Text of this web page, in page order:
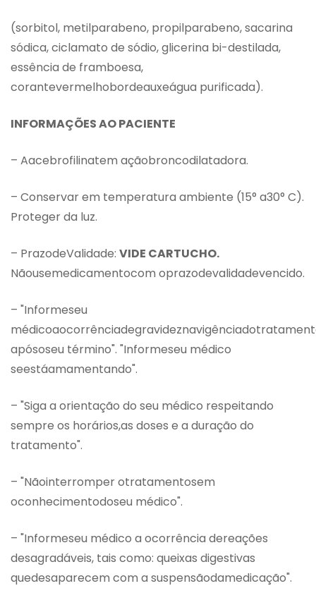
(sorbitol, metilparabeno, propilparabeno, sacarina
sódica, ciclamato de sódio, glicerina bi-destilada,
essência de framboesa,
corantevermelhobordeauxeágua purificada).
INFORMAÇÕES AO PACIENTE
– Aacebrofilinatem açãobroncodilatadora.
– Conservar em temperatura ambiente (15° a30° C).
Proteger da luz.
– PrazodeValidade: VIDE CARTUCHO.
Nãousemedicamentocom oprazodevalidadevencido.
– "Informeseu
apósoseu término". "Informeseu médico
seestáamamentando".
– "Siga a orientação do seu médico respeitando
sempre os horários,as doses e a duração do
tratamento".
– "Nãointerromper otratamentosem
oconhecimentodoseu médico".
– "Informeseu médico a ocorrência dereações
desagradáveis, tais como: queixas digestivas
quedesaparecem com a suspensãodamedicação".